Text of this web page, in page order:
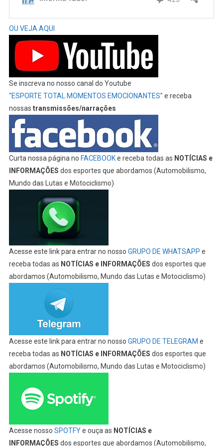
OU VEJA AQUI
Se inscreva no nosso canal do Youtube
“ESPORTE TOTAL MOMENTOS EMOCIONANTES” e receba
nossas transmissões/narrações
Curta nossa página no FACEBOOKe receba todas as NOTÍCIAS e
INFORMAÇÕES dos esportes que abordamos (Automobilismo,
Mundo das Lutas e Motociclismo)
Acesse este link para entrar no nosso GRUPO DE WHATSAPP e
receba todas as NOTÍCIAS e INFORMAÇÕES dos esportes que
abordamos (Automobilismo, Mundo das Lutas e Motociclismo)
Acesse este link para entrar no nosso GRUPO DE TELEGRAM e
receba todas as NOTÍCIAS e INFORMAÇÕES dos esportes que
abordamos (Automobilismo, Mundo das Lutas e Motociclismo)
Acesse nosso SPOTFYe ouça as NOTÍCIAS e
INFORMAÇÕES dos esportes que abordamos (Automobilismo,